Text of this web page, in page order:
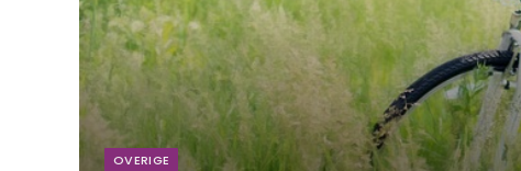
OVERIGE